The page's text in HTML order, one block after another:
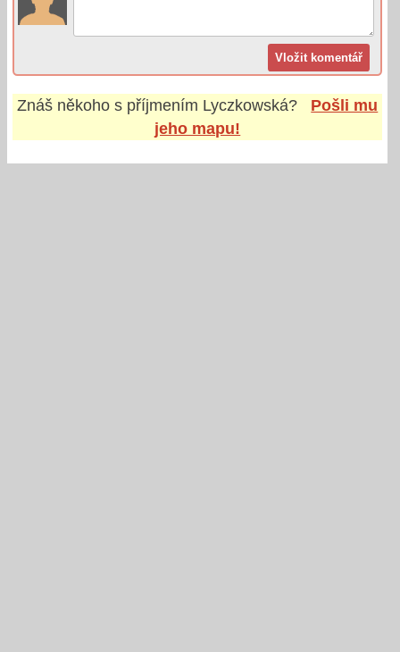
Znáš někoho s příjmením Lyczkowská?
Pošli mu
jeho mapu!